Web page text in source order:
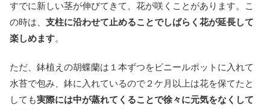
すでに新しい茎が伸びてきて、花が咲くことがあります。こ
の時は、 支柱に沿わせて止めることでしばらく花が延長して
楽しめます。
ただ、鉢植えの胡蝶蘭は１本ずつをビニールポットに入れて
水苔で包み、鉢に入れているので２ケ月以上は花を保てたと
しても実際には中が蒸れてくることで徐々に元気をなくして